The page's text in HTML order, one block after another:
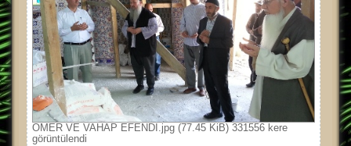
ÖMER VE VAHAP EFENDİ.jpg (77.45 KiB) 331556 kere
görüntülendi